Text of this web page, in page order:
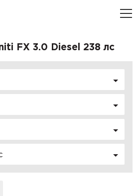
FX 3.0 Diesel 238 лс